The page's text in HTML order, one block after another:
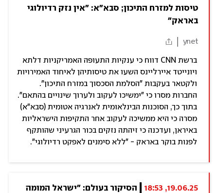
טיסות למזרח התיכון; סבא"א: "אין נזק רדיולוגי
באראק"
ynet
ברשת CNN דווח כי ענקיות התעופה האמריקניות דלתא
ויונייטד איירליינס השעו את טיסותיהן לאיחוד האמירויות
ולקטאר בעקבות "הסלמת הסכסוך במזרח התיכון".
החברות מסרו כי "ימשיכו לעקוב ולערוך שינויים בהתאם".
בתוך כך, הסוכנות הבינלאומית לאנרגיה אטומית (סבא"א)
מסרה כי היא ממשיכה לעקוב אחר התקיפות הישראליות
באיראן, ועדכנה כי זיהתה נזקים בכור הגרעיני שהותקף
לפנות בוקר באראק - "ללא סימנים לאפקט רדיולוגי".
19.06.25, 18:53